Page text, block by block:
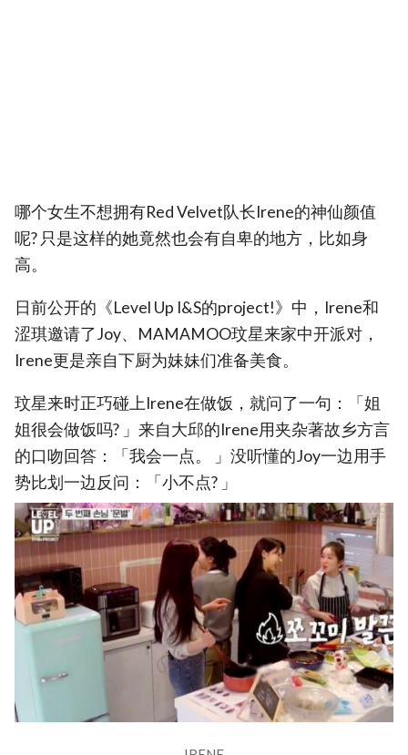
哪个女生不想拥有Red Velvet队长Irene的神仙颜值
呢? 只是这样的她竟然也会有自卑的地方，比如身
高。
日前公开的《Level Up I&S的project!》中，Irene和
涩琪邀请了Joy、MAMAMOO玟星来家中开派对，
Irene更是亲自下厨为妹妹们准备美食。
玟星来时正巧碰上Irene在做饭，就问了一句：「姐
姐很会做饭吗? 」来自大邱的Irene用夹杂著故乡方言
的口吻回答：「我会一点。 」没听懂的Joy一边用手
势比划一边反问：「小不点? 」